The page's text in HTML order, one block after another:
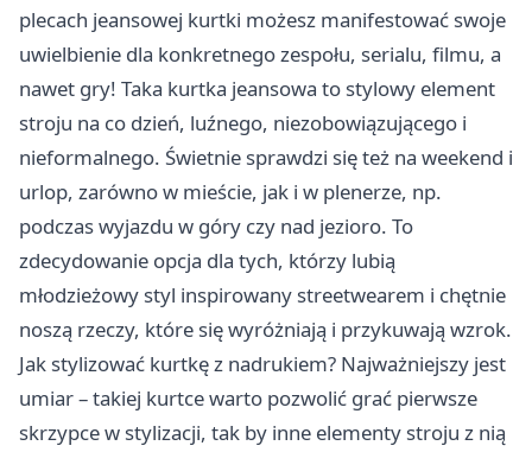
plecach jeansowej kurtki możesz manifestować swoje
uwielbienie dla konkretnego zespołu, serialu, filmu, a
nawet gry! Taka kurtka jeansowa to stylowy element
stroju na co dzień, luźnego, niezobowiązującego i
nieformalnego. Świetnie sprawdzi się też na weekend i
urlop, zarówno w mieście, jak i w plenerze, np.
podczas wyjazdu w góry czy nad jezioro. To
zdecydowanie opcja dla tych, którzy lubią
młodzieżowy styl inspirowany streetwearem i chętnie
noszą rzeczy, które się wyróżniają i przykuwają wzrok.
Jak stylizować kurtkę z nadrukiem? Najważniejszy jest
umiar – takiej kurtce warto pozwolić grać pierwsze
skrzypce w stylizacji, tak by inne elementy stroju z nią